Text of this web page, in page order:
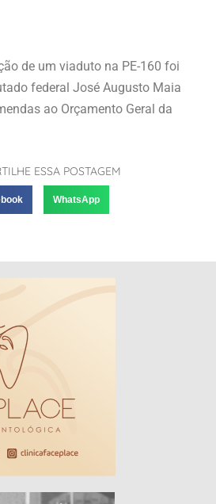
de um viaduto na PE-160 foi
federal José Augusto Maia
ao Orçamento Geral da
ESSA POSTAGEM
WhatsApp